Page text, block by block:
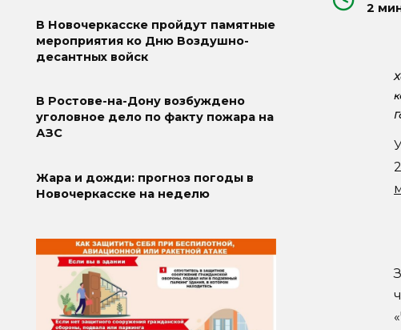
2
В Новочеркасске пройдут памятные
мероприятия ко Дню Воздушно-
десантных войск
В Ростове-на-Дону возбуждено
уголовное дело по факту пожара на
АЗС
Жара и дожди: прогноз погоды в
Новочеркасске на неделю